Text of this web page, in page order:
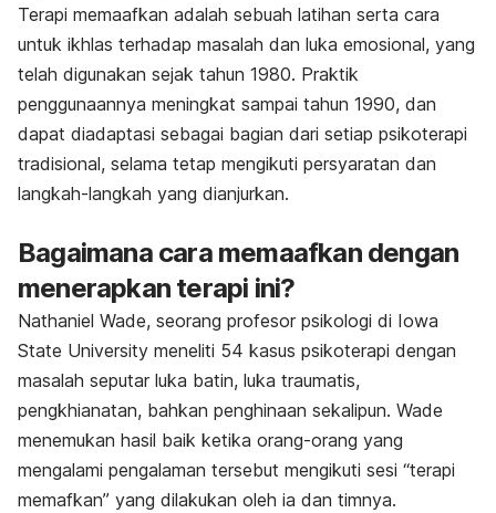
Terapi memaafkan adalah sebuah latihan serta cara
untuk ikhlas terhadap masalah dan luka emosional, yang
telah digunakan sejak tahun 1980. Praktik
penggunaannya meningkat sampai tahun 1990, dan
dapat diadaptasi sebagai bagian dari setiap psikoterapi
tradisional, selama tetap mengikuti persyaratan dan
langkah-langkah yang dianjurkan.
Bagaimana cara memaafkan dengan
menerapkan terapi ini?
Nathaniel Wade, seorang profesor psikologi di Iowa
State University meneliti 54 kasus psikoterapi dengan
masalah seputar luka batin, luka traumatis,
pengkhianatan, bahkan penghinaan sekalipun. Wade
menemukan hasil baik ketika orang-orang yang
mengalami pengalaman tersebut mengikuti sesi “terapi
memafkan” yang dilakukan oleh ia dan timnya.